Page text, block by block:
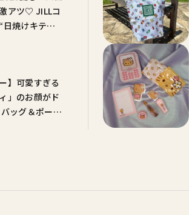
アツ♡ JILLコ
日焼けキテ
】可愛すぎる
」のお顔がド
ッグ＆ポーチ